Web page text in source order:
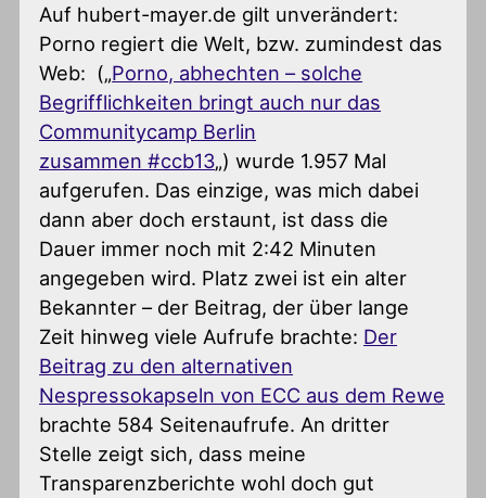
Auf hubert-mayer.de gilt unverändert:
Porno regiert die Welt, bzw. zumindest das
Web: („Porno, abhechten – solche
Begrifflichkeiten bringt auch nur das
Communitycamp Berlin
zusammen #ccb13„) wurde 1.957 Mal
aufgerufen. Das einzige, was mich dabei
dann aber doch erstaunt, ist dass die
Dauer immer noch mit 2:42 Minuten
angegeben wird. Platz zwei ist ein alter
Bekannter – der Beitrag, der über lange
Zeit hinweg viele Aufrufe brachte: Der
Beitrag zu den alternativen
Nespressokapseln von ECC aus dem Rewe
brachte 584 Seitenaufrufe. An dritter
Stelle zeigt sich, dass meine
Transparenzberichte wohl doch gut